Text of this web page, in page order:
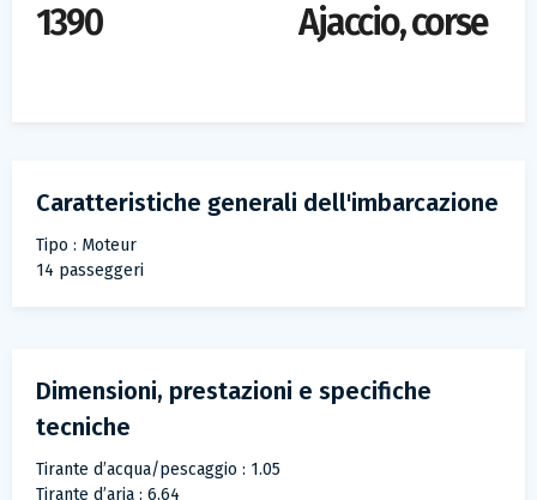
1390 Ajaccio, corse
Caratteristiche generali dell'imbarcazione
Tipo : Moteur
14 passeggeri
Dimensioni, prestazioni e specifiche
tecniche
Tirante d’acqua/pescaggio : 1.05
Tirante d’aria : 6.64